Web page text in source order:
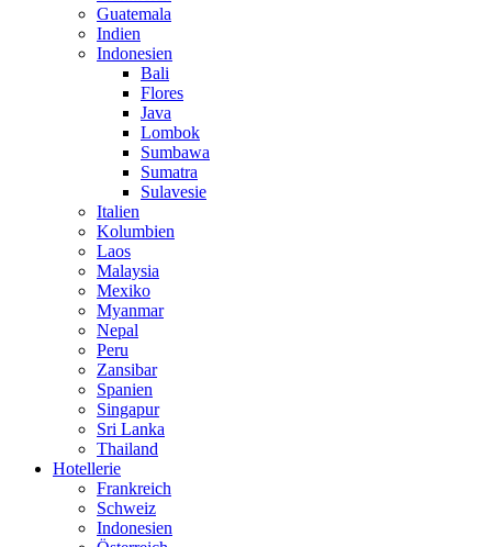
Guatemala
Indien
Indonesien
Bali
Flores
Java
Lombok
Sumbawa
Sumatra
Sulavesie
Italien
Kolumbien
Laos
Malaysia
Mexiko
Myanmar
Nepal
Peru
Zansibar
Spanien
Singapur
Sri Lanka
Thailand
Hotellerie
Frankreich
Schweiz
Indonesien